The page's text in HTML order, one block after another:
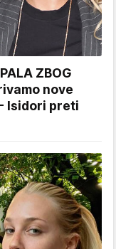
ZBOG
nove
Isidori preti